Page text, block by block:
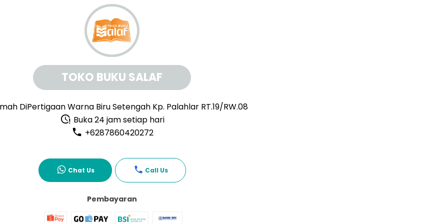
TOKO BUKU SALAF
DiPertigaan Warna Biru Setengah Kp. Palahlar RT.19/RW.08
Buka 24 jam setiap hari
+6287860420272
Chat Us Call Us
Pembayaran